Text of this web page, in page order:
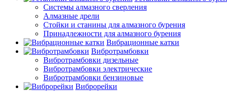
Системы алмазного сверления
Алмазные дрели
Стойки и станины для алмазного бурения
Принадлежности для алмазного бурения
Вибрационные катки
Вибротрамбовки
Вибротрамбовки дизельные
Вибротрамбовки электрические
Вибротрамбовки бензиновые
Виброрейки